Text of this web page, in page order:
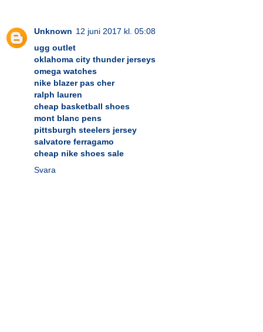
Unknown 12 juni 2017 kl. 05:08
ugg outlet
oklahoma city thunder jerseys
omega watches
nike blazer pas cher
ralph lauren
cheap basketball shoes
mont blanc pens
pittsburgh steelers jersey
salvatore ferragamo
cheap nike shoes sale
Svara